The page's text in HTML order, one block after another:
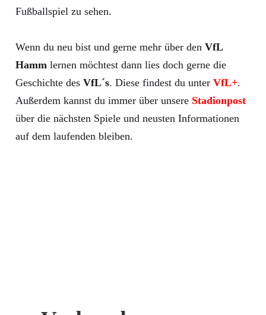
Fußballspiel zu sehen.
Wenn du neu bist und gerne mehr über den VfL
Hamm lernen möchtest dann lies doch gerne die
Geschichte des VfL´s. Diese findest du unter VfL+.
Außerdem kannst du immer über unsere Stadionpost
über die nächsten Spiele und neusten Informationen
auf dem laufenden bleiben.